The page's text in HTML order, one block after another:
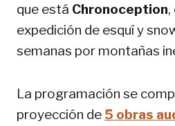
que está Chronoception,
expedición de esquí y
semanas por montañas
La programación se
proyección de 5 obras